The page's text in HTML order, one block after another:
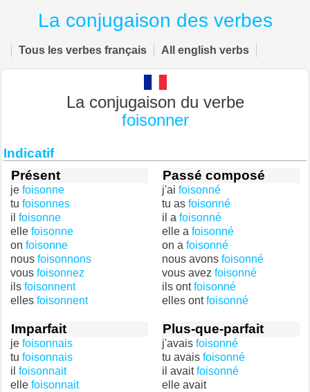
La conjugaison des verbes
Tous les verbes français All english verbs
La conjugaison du verbe
foisonner
Indicatif
Présent
je foisonne
tu foisonnes
il foisonne
elle foisonne
on foisonne
nous foisonnons
vous foisonnez
ils foisonnent
elles foisonnent
Passé composé
j'ai foisonné
tu as foisonné
il a foisonné
elle a foisonné
on a foisonné
nous avons foisonné
vous avez foisonné
ils ontfoisonné
elles ontfoisonné
Imparfait
je foisonnais
tu foisonnais
il foisonnait
elle foisonnait
Plus-que-parfait
j'avais foisonné
tu avais foisonné
il avaitfoisonné
elle avait